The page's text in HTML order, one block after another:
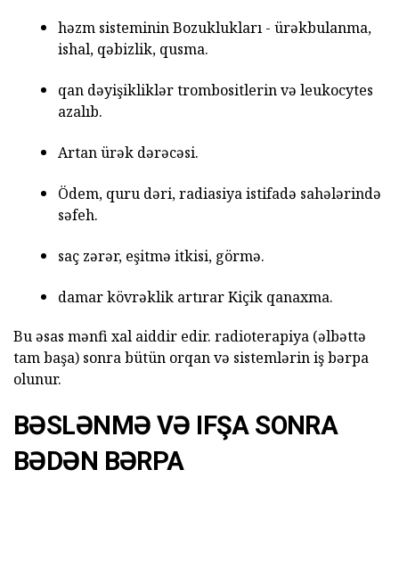
həzm sisteminin Bozuklukları - ürəkbulanma,
ishal, qəbizlik, qusma.
qan dəyişikliklər trombositlerin və leukocytes
azalıb.
Artan ürək dərəcəsi.
Ödem, quru dəri, radiasiya istifadə sahələrində
səfeh.
saç zərər, eşitmə itkisi, görmə.
damar kövrəklik artırar Kiçik qanaxma.
Bu əsas mənfi xal aiddir edir. radioterapiya (əlbəttə
tam başa) sonra bütün orqan və sistemlərin iş bərpa
olunur.
BƏSLƏNMƏ VƏ IFŞA SONRA
BƏDƏN BƏRPA